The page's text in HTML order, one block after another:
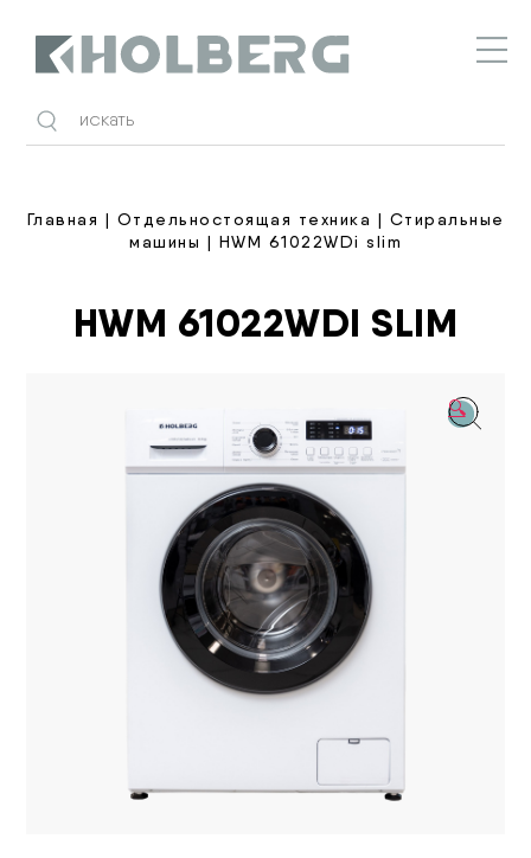
Главная | Отдельностоящая техника | Стиральные
машины | HWM 61022WDi slim
HWM 61022WDI SLIM
🔍